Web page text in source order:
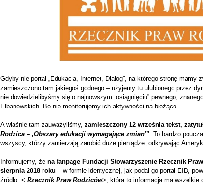
Gdyby nie portal „Edukacja, Internet, Dialog”, na którego stronę mamy
zamieszczono tam jakiegoś godnego – użyjemy tu ulubionego przez
nie dowiedzielibyśmy się o najnowszym „osiągnięciu” pewnego,
Elbanowskich. Bo nie monitorujemy ich aktywności na bieżąco.
A właśnie tam zauważyliśmy, zamieszczony 12 września tekst,
Rodzica – ‚Obszary edukacji wymagające zmian'”. To bardzo
wszyscy, którzy zamierzają zarobić duże pieniądze „odkrywając
Informujemy, że na fanpage Fundacji Stowarzyszenie Rzecznik
sierpnia 2018 roku – w formie identycznej, jak podał go portal EID,
źródło: < Rzecznik Praw Rodziców>, która to informacja ma wszelkie